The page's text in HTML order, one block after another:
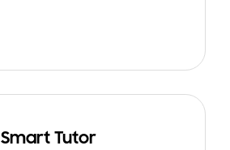
Smart Tutor